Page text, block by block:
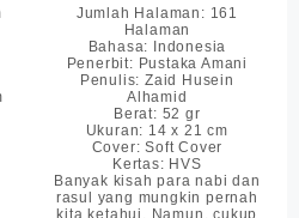
Jumlah Halaman: 161
Halaman
Bahasa: Indonesia
Penerbit: Pustaka Amani
Penulis: Zaid Husein
Alhamid
Berat: 52 gr
Ukuran: 14 x 21 cm
Cover: Soft Cover
Kertas: HVS
Banyak kisah para nabi dan
rasul yang mungkin pernah
kita ketahui. Namun, cukup